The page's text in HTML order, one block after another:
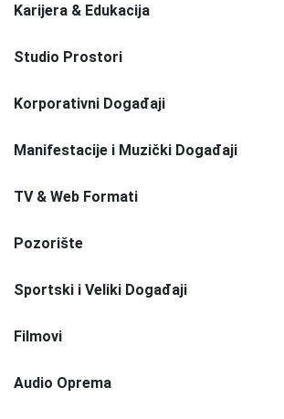
Karijera & Edukacija
Studio Prostori
Korporativni Događaji
Manifestacije i Muzički Događaji
TV & Web Formati
Pozorište
Sportski i Veliki Događaji
Filmovi
Audio Oprema